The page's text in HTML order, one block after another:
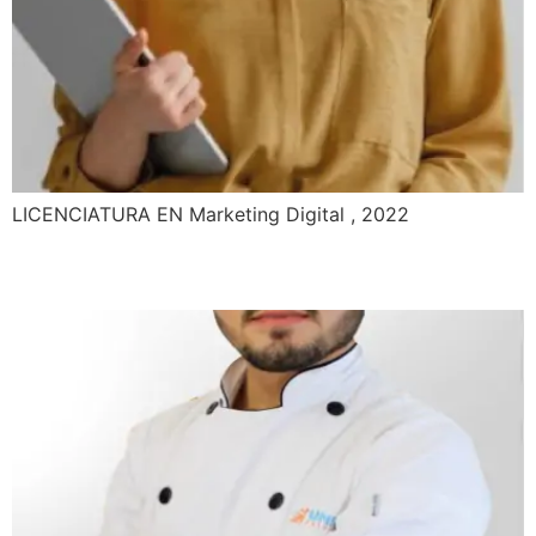
LICENCIATURA EN Marketing Digital , 2022